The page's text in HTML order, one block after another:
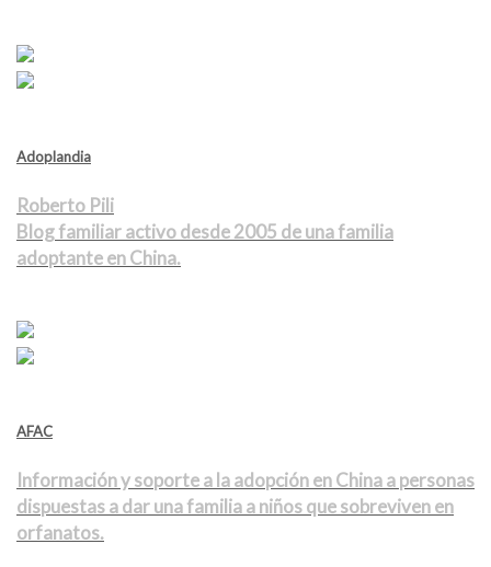
Adoplandia
Roberto Pili
Blog familiar activo desde 2005 de una familia
adoptante en China.
AFAC
Información y soporte a la adopción en China a personas
dispuestas a dar una familia a niños que sobreviven en
orfanatos.